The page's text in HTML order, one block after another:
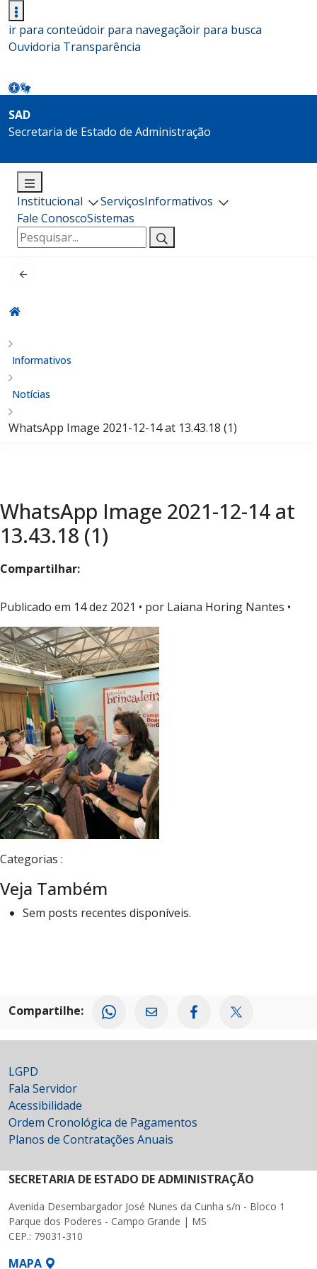
ir para conteúdoir para navegaçãoir para busca
Ouvidoria Transparência
SAD
Secretaria de Estado de Administração
Institucional ServiçosInformativos
Fale ConoscoSistemas
Pesquisar
por:
Informativos
Notícias
WhatsApp Image 2021-12-14 at 13.43.18 (1)
WhatsApp Image 2021-12-14 at
13.43.18 (1)
Compartilhar:
Publicado em 14 dez 2021 • por Laiana Horing Nantes •
Categorias :
Veja Também
Sem posts recentes disponíveis.
Compartilhe:
LGPD
Fala Servidor
Acessibilidade
Ordem Cronológica de Pagamentos
Planos de Contratações Anuais
SECRETARIA DE ESTADO DE ADMINISTRAÇÃO
Avenida Desembargador José Nunes da Cunha s/n - Bloco 1
Parque dos Poderes - Campo Grande | MS
CEP.: 79031-310
MAPA